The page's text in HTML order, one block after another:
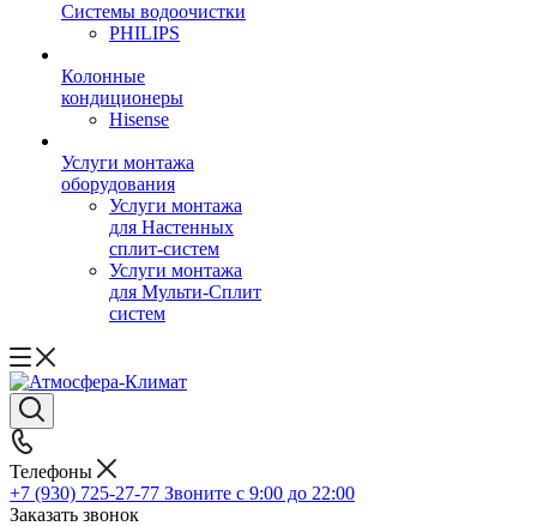
Системы водоочистки
PHILIPS
Колонные
кондиционеры
Hisense
Услуги монтажа
оборудования
Услуги монтажа
для Настенных
сплит-систем
Услуги монтажа
для Мульти-Сплит
систем
Телефоны
+7 (930) 725-27-77 Звоните с 9:00 до 22:00
Заказать звонок